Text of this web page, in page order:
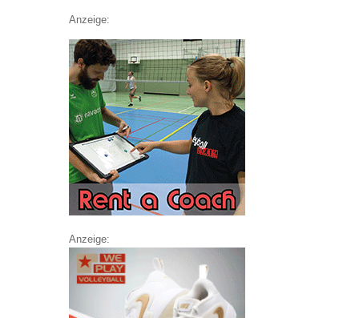
Anzeige:
Anzeige: